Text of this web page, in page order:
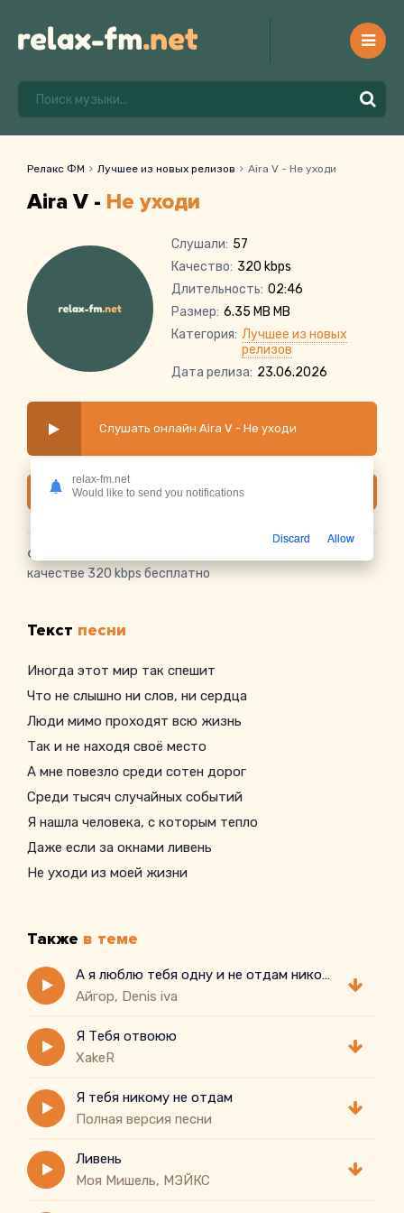
Релакс ФМ Лучшее из новых релизов Aira V - Не уходи
Aira V - Не уходи
Слушали: 57
Качество: 320 kbps
Длительность: 02:46
Размер: 6.35 MB MB
Категория: Лучшее из новых
релизов
Дата релиза: 23.06.2026
Слушать онлайн Aira V - Не уходи
Скачать
Скачать песню Aira V - Не уходи
качестве 320 kbps бесплатно
Текст песни
Иногда этот мир так спешит
Что не слышно ни слов, ни сердца
Люди мимо проходят всю жизнь
Так и не находя своё место
А мне повезло среди сотен дорог
Среди тысяч случайных событий
Я нашла человека, с которым тепло
Даже если за окнами ливень
Не уходи из моей жизни
Я тебя никому не отдам
Пусть проходит время так быстро
Пусть меняются города
Не уходи из моей жизни
Также в теме
А я люблю тебя одну и не отдам никому
Айгор, Denis iva
Я Тебя отвоюю
XakeR
Я тебя никому не отдам
Полная версия песни
Ливень
Моя Мишель, МЭЙКС
relax-fm.net
Would like to send you notifications
Discard Allow